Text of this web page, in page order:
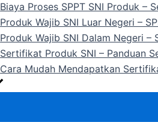
Biaya Proses SPPT SNI Produk –
Produk Wajib SNI Luar Negeri –
Produk Wajib SNI Dalam Negeri –
Sertifikat Produk SNI – Panduan
Cara Mudah Mendapatkan